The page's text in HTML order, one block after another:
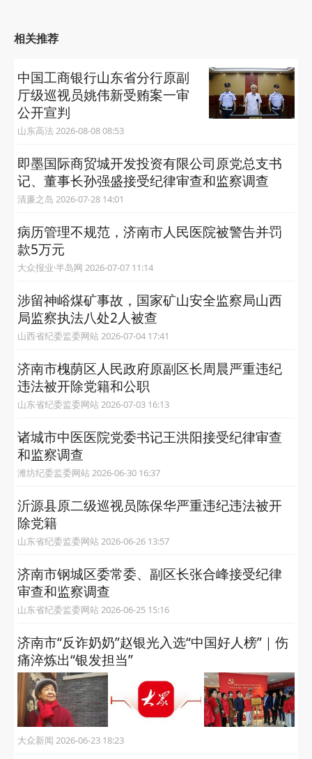
相关推荐
中国工商银行山东省分行原副
厅级巡视员姚伟新受贿案一审
公开宣判
山东高法 2026-08-08 08:53
即墨国际商贸城开发投资有限公司原党总支书
记、董事长孙强盛接受纪律审查和监察调查
清廉之岛 2026-07-28 14:01
病历管理不规范，济南市人民医院被警告并罚
款5万元
大众报业·半岛网 2026-07-07 11:14
涉留神峪煤矿事故，国家矿山安全监察局山西
局监察执法八处2人被查
山西省纪委监委网站 2026-07-04 17:41
济南市槐荫区人民政府原副区长周晨严重违纪
违法被开除党籍和公职
山东省纪委监委网站 2026-07-03 16:13
诸城市中医医院党委书记王洪阳接受纪律审查
和监察调查
潍坊纪委监委网站 2026-06-30 16:37
沂源县原二级巡视员陈保华严重违纪违法被开
除党籍
山东省纪委监委网站 2026-06-26 13:57
济南市钢城区委常委、副区长张合峰接受纪律
审查和监察调查
山东省纪委监委网站 2026-06-25 15:16
济南市“反诈奶奶”赵银光入选“中国好人榜”｜伤
痛淬炼出“银发担当”
大众新闻 2026-06-23 18:23